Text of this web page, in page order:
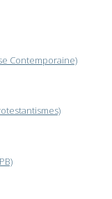
Contemporaine)